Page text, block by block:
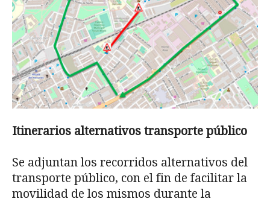
Itinerarios alternativos transporte público
Se adjuntan los recorridos alternativos del
transporte público, con el fin de facilitar la
movilidad de los mismos durante la